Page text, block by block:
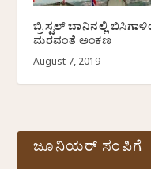
ಬ್ರಿಸ್ಟಲ್ ಬಾನಿನಲ್ಲಿ
ಮರವಂತೆ ಅಂಕಣ
August 7, 2019
ಜೂನಿಯರ್ ಸಂಪಿಗೆ